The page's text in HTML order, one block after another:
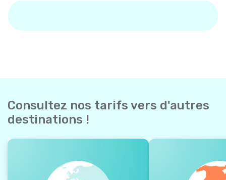
Consultez nos tarifs vers d'autres
destinations !